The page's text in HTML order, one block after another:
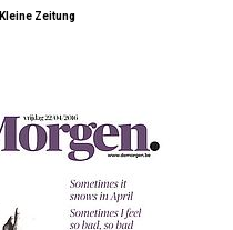
Kleine Zeitung